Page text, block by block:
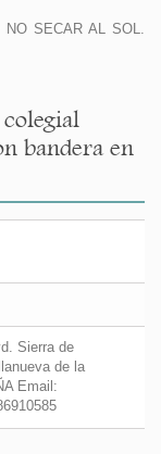
SECAR AL SOL.
bandera en
Sierra de
de la
Email: